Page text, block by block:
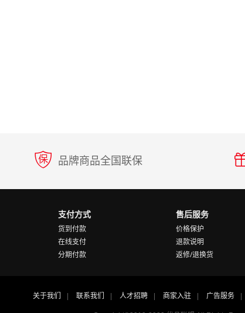
品牌商品全国联保
支付方式
货到付款
在线支付
分期付款
售后服务
价格保护
退款说明
返修/退换货
关于我们 联系我们 人才招聘 商家入驻 广告服务